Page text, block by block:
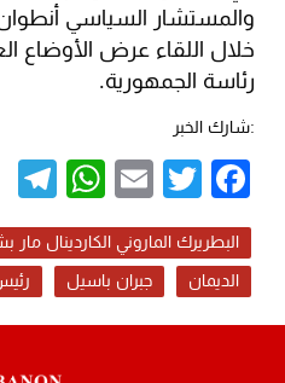
والمستشار السياسي
خلال اللقاء عرض الأوضاع
رئاسة الجمهورية​.
:شارك الخبر
Facebook
Twitter
Email
​البطريرك الماروني الكاردينال
الديمان جبران باسيل